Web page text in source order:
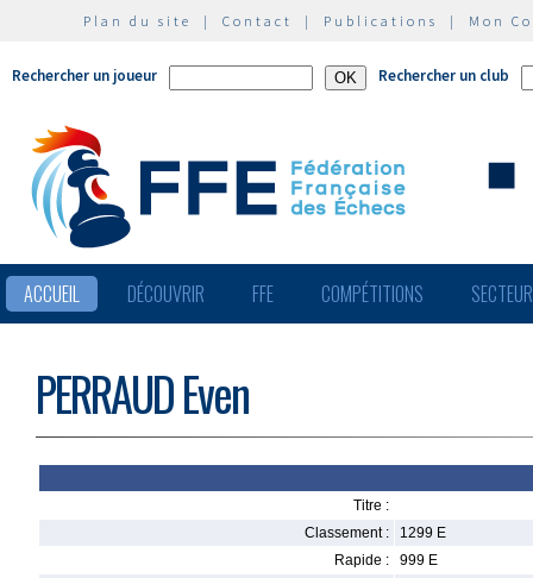
Plan du site | Contact | Publications | Mon
Rechercher un joueur Rechercher un club
ACCUEIL DÉCOUVRIR FFE COMPÉTITIONS
PERRAUD Even
Titre :
Classement :
1299 E
Rapide :
999 E